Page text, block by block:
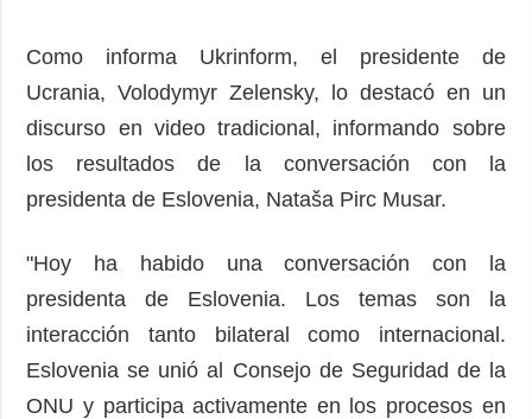
Crimen
Desastres y
emergencias
ADICIONAL
Podcasts
Entrevistas
Fotos
Video
Releases
SERVICIOS
Suscripción
imágenes
Como informa Ukrinform, el presidente de
Ucrania, Volodymyr Zelensky, lo destacó en un
discurso en video tradicional, informando sobre
los resultados de la conversación con la
presidenta de Eslovenia, Nataša Pirc Musar.
"Hoy ha habido una conversación con la
presidenta de Eslovenia. Los temas son la
interacción tanto bilateral como internacional.
Eslovenia se unió al Consejo de Seguridad de la
ONU y participa activamente en los procesos en